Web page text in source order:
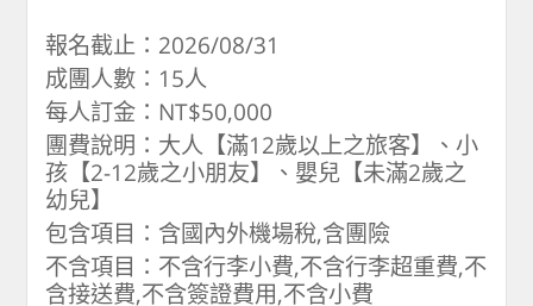
報名截止：2026/08/31
成團人數：15人
每人訂金：NT$50,000
團費說明：大人【滿12歲以上之旅客】、小
孩【2-12歲之小朋友】、嬰兒【未滿2歲之
幼兒】
包含項目：含國內外機場稅,含團險
不含項目：不含行李小費,不含行李超重費,不
含接送費,不含簽證費用,不含小費